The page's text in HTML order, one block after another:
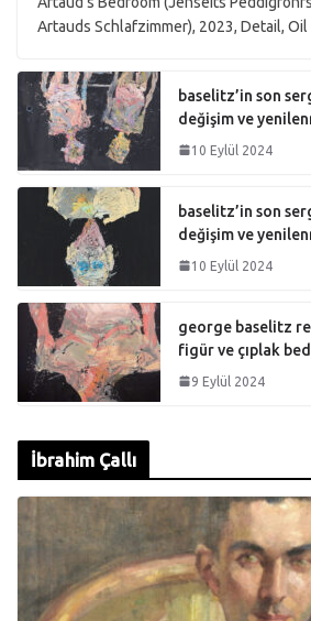
Artauds Schlafzimmer), 2023, Detail, Oil
baselitz’in son
değişim ve
10 Eylül 2024
baselitz’in son
değişim ve
10 Eylül 2024
george baselitz
figür ve çıplak
9 Eylül 2024
İbrahim Çallı